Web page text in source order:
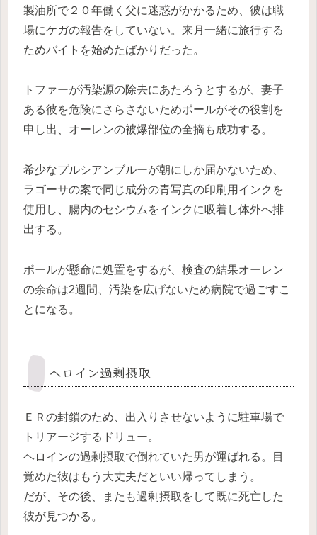
製油所で２０年働く父に迷惑がかかるため、彼は職
場にケガの報告をしていない。来月一緒に旅行する
ためバイトを始めたばかりだった。
トファーが汚染源の除去にあたろうとするが、妻子
ある彼を危険にさらさないためポールがその役割を
申し出、オーレンの被爆部位の全摘も成功する。
希少なプルシアンブルーが朝にしか届かないため、
ラゴーサの案で同じ成分の青写真の印刷用インクを
使用し、腸内のセシウムをインクに吸着し体外へ排
出する。
ポールが懸命に処置をするが、検査の結果オーレン
の余命は2週間、汚染を広げないため病院で過ごすこ
とになる。
ヘロイン過剰摂取
ＥＲの封鎖のため、出入りさせないように駐車場で
トリアージするドリュー。
ヘロインの過剰摂取で倒れていた男が運ばれる。目
覚めた彼はもう大丈夫だといい帰ってしまう。
だが、その後、またも過剰摂取をして既に死亡した
彼が見つかる。